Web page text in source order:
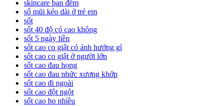
skincare ban đêm
sổ mũi kéo dài ở trẻ em
sốt
sốt 40 độ có cao không
sốt 5 ngày liền
sốt cao co giật có ảnh hưởng gì
sốt cao co giật ở người lớn
sốt cao đau họng
sốt cao đau nhức xương khớp
sốt cao đi ngoài
sốt cao đột ngột
sốt cao ho nhiều